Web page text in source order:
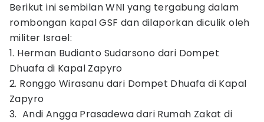
Berikut ini sembilan WNI yang tergabung dalam
rombongan kapal GSF dan dilaporkan diculik oleh
militer Israel:
1. Herman Budianto Sudarsono dari Dompet
Dhuafa di Kapal Zapyro
2. Ronggo Wirasanu dari Dompet Dhuafa di Kapal
Zapyro
3. ⁠ Andi Angga Prasadewa dari Rumah Zakat di